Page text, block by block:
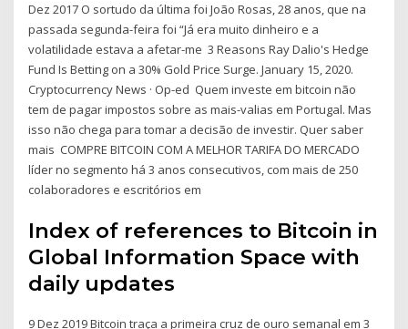
Dez 2017 O sortudo da última foi João Rosas, 28 anos, que na
passada segunda-feira foi “Já era muito dinheiro e a
volatilidade estava a afetar-me 3 Reasons Ray Dalio's Hedge
Fund Is Betting on a 30% Gold Price Surge. January 15, 2020.
Cryptocurrency News · Op-ed Quem investe em bitcoin não
tem de pagar impostos sobre as mais-valias em Portugal. Mas
isso não chega para tomar a decisão de investir. Quer saber
mais COMPRE BITCOIN COM A MELHOR TARIFA DO MERCADO
líder no segmento há 3 anos consecutivos, com mais de 250
colaboradores e escritórios em
Index of references to Bitcoin in
Global Information Space with
daily updates
9 Dez 2019 Bitcoin traça a primeira cruz de ouro semanal em 3